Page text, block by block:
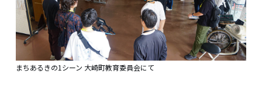
まちあるきの1シーン 大崎町教育委員会にて